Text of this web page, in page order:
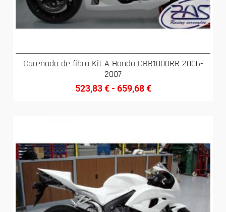
Carenado de fibra Kit A Honda CBR1000RR 2006-
2007
523,83€ - 659,68€